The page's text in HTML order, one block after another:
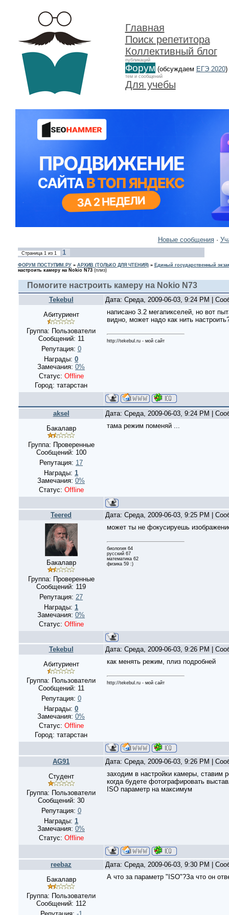
Главная
Поиск репетитора
Коллективный блог
публикаций
Форум (обсуждаем ЕГЭ 2020)
тем и сообщений
Для учебы
Новые сообщения·
Страница 1из 1 1
ФОРУМ ПОСТУПИМ.РУ» АРХИВ (ТОЛЬКО ДЛЯ ЧТЕНИЯ)» Единый государственный
настроить камеру на Nokio N73 (плиз)
Помогите настроить камеру на Nokio N73
Tekebul
Дата: Среда, 2009-06-03, 9:24 PM |
Абитуриент
Группа: Пользователи
Сообщений: 11
Репутация: 0
Награды: 0
Замечания: 0%
Статус: Offline
Город: татарстан
написано 3.2 мегапикселей, но вот
видно, может надо как нить
http://tekebul.ru - мой сайт
aksel
Дата: Среда, 2009-06-03, 9:24 PM |
Бакалавр
Группа: Проверенные
Сообщений: 100
Репутация: 17
Награды: 1
Замечания: 0%
Статус: Offline
тама режим поменяй ...
Teered Дата: Среда, 2009-06-03, 9:25 PM |
Бакалавр
Группа: Проверенные
Сообщений: 119
Репутация: 27
Награды: 1
Замечания: 0%
Статус: Offline
может ты не фокусируешь
биология 64
русский 67
математика 62
физика 59 :)
Tekebul
Дата: Среда, 2009-06-03, 9:26 PM |
Абитуриент
Группа: Пользователи
Сообщений: 11
Репутация: 0
Награды: 0
Замечания: 0%
Статус: Offline
Город: татарстан
как менять режим, плиз подробней
http://tekebul.ru - мой сайт
AG91
Дата: Среда, 2009-06-03, 9:26 PM |
Студент
Группа: Пользователи
Сообщений: 30
Репутация: 0
Награды: 1
Замечания: 0%
Статус: Offline
заходим в настройки камеры, ставим
когда будете фотографировать
ISO параметр на максимум
reebaz
Дата: Среда, 2009-06-03, 9:30 PM |
Бакалавр
Группа: Пользователи
Сообщений: 112
А что за параметр "ISO"?За что он